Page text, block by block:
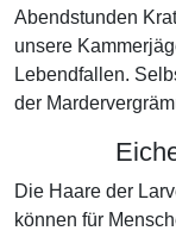
Abendstunden
unsere
Lebendfallen.
der
Die Haare der
können für